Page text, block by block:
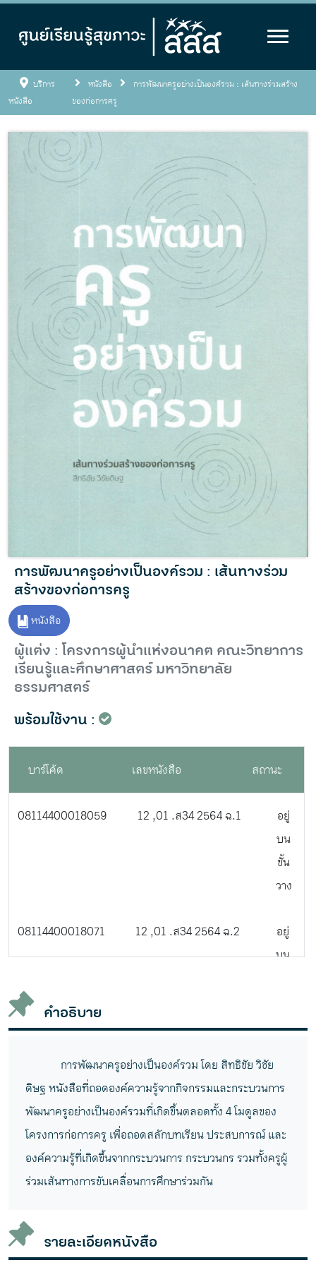
บริการ
หนังสือ
หนังสือ
การพัฒนาครูอย่างเป็นองค์รวม : เส้นทางร่วมสร้าง
ของก่อการครู
การพัฒนาครูอย่างเป็นองค์รวม : เส้นทางร่วม
สร้างของก่อการครู
หนังสือ
ผู้แต่ง : โครงการผู้นำแห่งอนาคต คณะวิทยาการ
เรียนรู้และศึกษาศาสตร์ มหาวิทยาลัย
ธรรมศาสตร์
พร้อมใช้งาน :
บาร์โค้ด เลขหนังสือ สถานะ
08114400018059 12 ,01 .ส34 2564 ฉ.1
อยู่
บน
ชั้น
วาง
08114400018071 12 ,01 .ส34 2564 ฉ.2
อยู่
บน
คำอธิบาย
การพัฒนาครูอย่างเป็นองค์รวม โดย สิทธิชัย วิชัย
ดิษฐ หนังสือที่ถอดองค์ความรู้จากกิจกรรมและกระบวนการ
พัฒนาครูอย่างเป็นองค์รวมที่เกิดขึ้นตลอดทั้ง 4 โมดูลของ
โครงการก่อการครู เพื่อถอดสลักบทเรียน ประสบการณ์ และ
องค์ความรู้ที่เกิดขึ้นจากกระบวนการ กระบวนกร รวมทั้งครูผู้
ร่วมเส้นทางการขับเคลื่อนการศึกษาร่วมกัน
รายละเอียดหนังสือ